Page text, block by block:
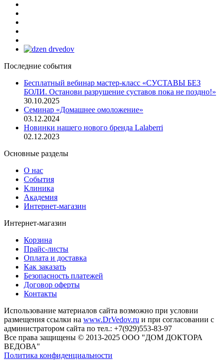
Последние события
Бесплатный вебинар мастер-класс «СУСТАВЫ БЕЗ
БОЛИ. Останови разрушение суставов пока не поздно!»
30.10.2025
Семинар «Домашнее омоложение»
03.12.2024
Новинки нашего нового бренда Lalaberri
02.12.2023
Основные разделы
О нас
События
Клиника
Академия
Интернет-магазин
Интернет-магазин
Корзина
Прайс-листы
Оплата и доставка
Как заказать
Безопасность платежей
Договор оферты
Контакты
Использование материалов сайта возможно при условии
размещения ссылки на www.DrVedov.ru и при согласовании с
администратором сайта по тел.: +7(929)553-83-97
Все права защищены © 2013-2025 ООО "ДОМ ДОКТОРА
ВЕДОВА"
Политика конфиденциальности